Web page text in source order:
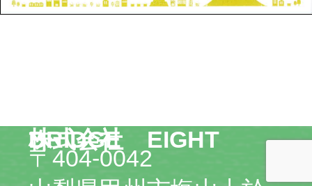
株式会社 EIGHT BRIDGE
〒404-0042